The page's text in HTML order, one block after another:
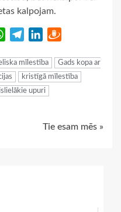
kalpojam.
WhatsApp
TelegramLinkedIn
mīlestība
Gads kopa ar
kristīgā mīlestība
upuri
Tie esam mēs »